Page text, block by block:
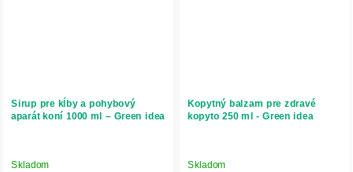
Sirup pre kĺby a pohybový
aparát koní 1000 ml – Green idea
Skladom
Kopytný balzam pre zdravé
kopyto 250 ml - Green idea
Skladom